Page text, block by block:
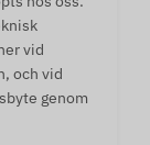
vid
och vid
genom